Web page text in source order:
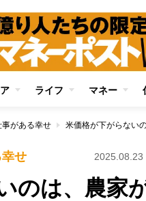
ライフ マネー
がある幸せ
せ 2025.08.23
のは、農家